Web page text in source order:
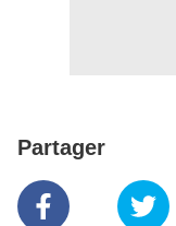
Partager